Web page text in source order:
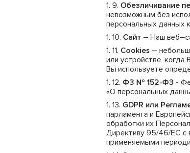
Обезличивание
невозможным без
персональных данных
Сайт – Наш
Cookies –
или устройстве,
Вы используете
ФЗ № 152-ФЗ -
«О персональных
GDPR или
парламента и
обработки их
Директиву 95/46/ЕС с
применяемыми